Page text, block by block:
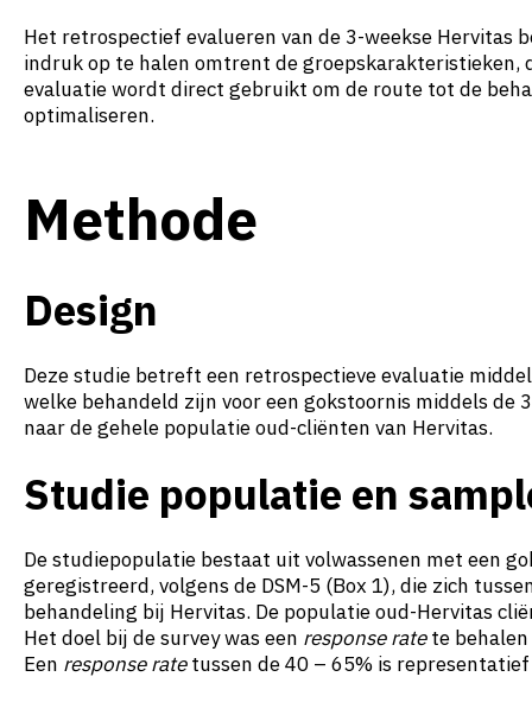
Het retrospectief evalueren van de 3-weekse Hervitas
indruk op te halen omtrent de groepskarakteristieken,
evaluatie wordt direct gebruikt om de route tot de
optimaliseren.
Methode
Design
Deze studie betreft een retrospectieve evaluatie
welke behandeld zijn voor een gokstoornis middels de
naar de gehele populatie oud-cliënten van Hervitas.
Studie populatie en
De studiepopulatie bestaat uit volwassenen met een
geregistreerd, volgens de DSM-5 (Box 1), die zich
behandeling bij Hervitas. De populatie oud-Hervitas
Het doel bij de survey was een response ratete
Een response ratetussen de 40 – 65% is